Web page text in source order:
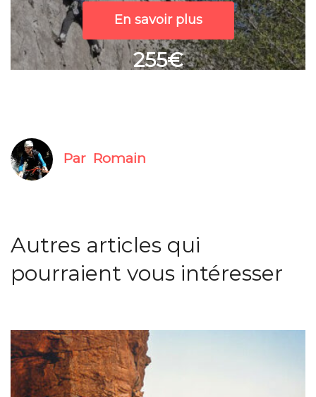
En savoir plus
255€
Par Romain
Autres articles qui
pourraient vous intéresser